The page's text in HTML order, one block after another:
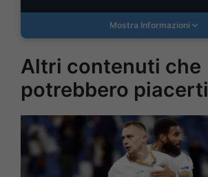
Mostra Informazioni
Altri contenuti che
potrebbero piacerti